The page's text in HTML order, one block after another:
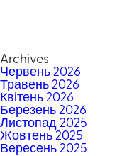
Archives
Червень 2026
Травень 2026
Квітень 2026
Березень 2026
Листопад 2025
Жовтень 2025
Вересень 2025